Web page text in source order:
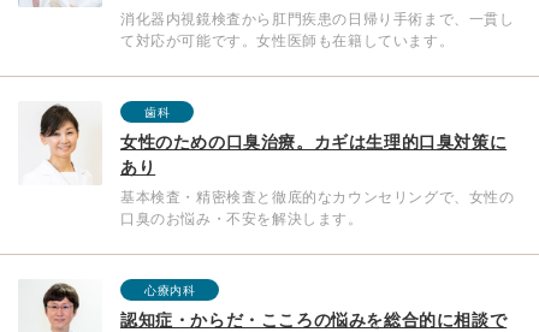
消化器内視鏡検査から肛門疾患の日帰り手術まで、一貫し
て対応が可能です。女性医師も在籍しています。
歯科
女性のための口臭治療。カギは生理的口臭対策に
あり
基本検査・精密検査と徹底的なカウンセリングで、女性の
口臭のお悩み・不安を解決します。
心療内科
認知症・からだ・こころの悩みを総合的に相談で